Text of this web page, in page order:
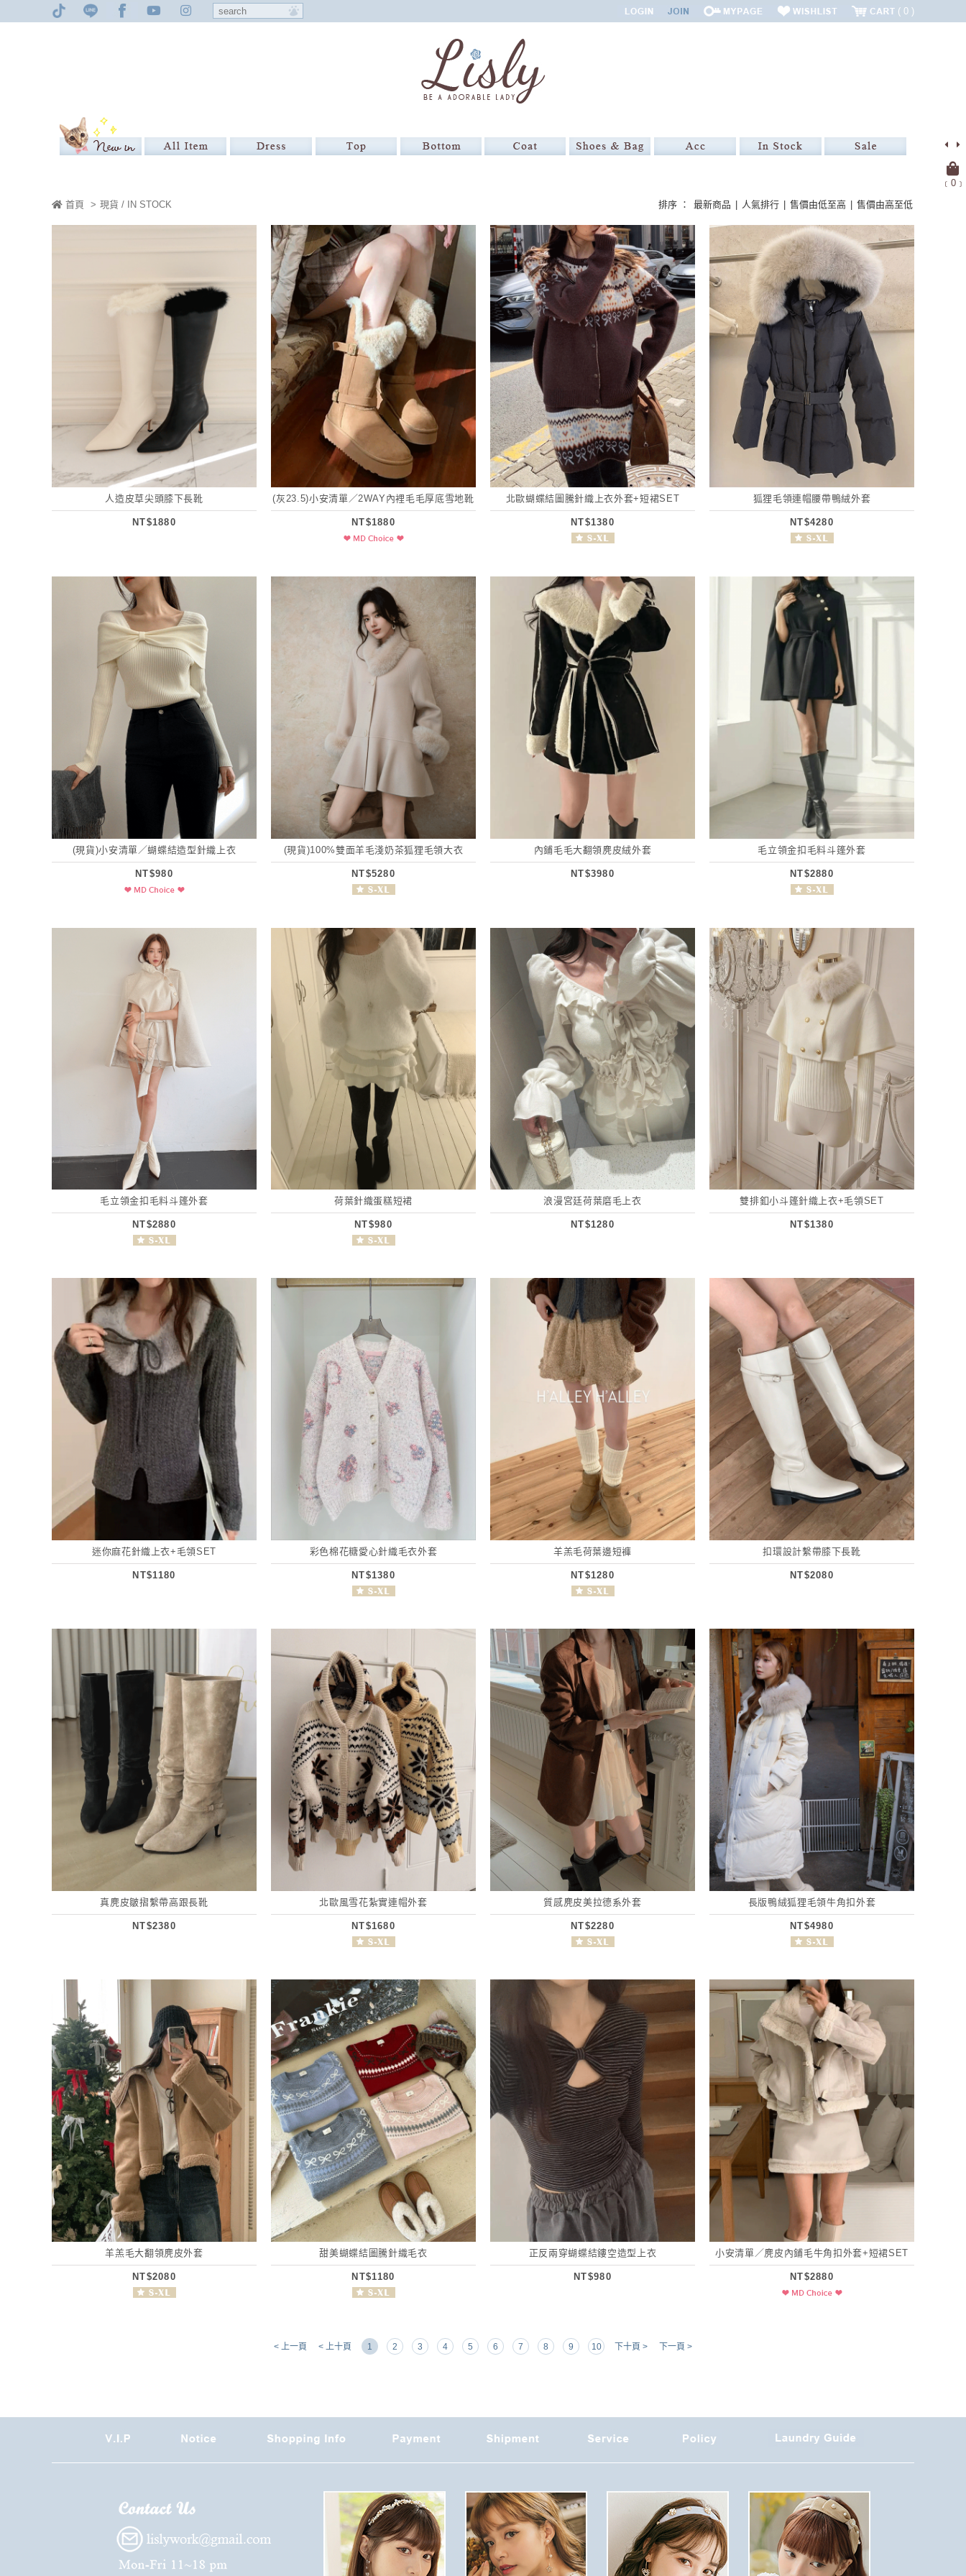
0
﹝ 0﹞
首頁
> 現貨 / IN STOCK 排序 ： 最新商品 人氣排行 售價由低至高 售價由高至低
人造皮草尖頭膝下長靴
NT$1880
(灰23.5)小安清單／2WAY內裡毛毛厚底雪地靴
NT$1880
北歐蝴蝶結圖騰針織上衣外套+短裙SET
NT$1380
狐狸毛領連帽腰帶鴨絨外套
NT$4280
(現貨)小安清單／蝴蝶結造型針織上衣
NT$980
(現貨)100%雙面羊毛淺奶茶狐狸毛領大衣
NT$5280
內鋪毛毛大翻領麂皮絨外套
NT$3980
毛立領金扣毛料斗篷外套
NT$2880
毛立領金扣毛料斗篷外套
NT$2880
荷葉針織蛋糕短裙
NT$980
浪漫宮廷荷葉磨毛上衣
NT$1280
雙排釦小斗篷針織上衣+毛領SET
NT$1380
迷你麻花針織上衣+毛領SET
NT$1180
彩色棉花糖愛心針織毛衣外套
NT$1380
羊羔毛荷葉邊短褲
NT$1280
扣環設計繫帶膝下長靴
NT$2080
真麂皮皺摺繫帶高跟長靴
NT$2380
北歐風雪花紮實連帽外套
NT$1680
質感麂皮美拉德系外套
NT$2280
長版鴨絨狐狸毛領牛角扣外套
NT$4980
羊羔毛大翻領麂皮外套
NT$2080
甜美蝴蝶結圖騰針織毛衣
NT$1180
正反兩穿蝴蝶結鏤空造型上衣
NT$980
小安清單／麂皮內鋪毛牛角扣外套+短裙SET
NT$2880
< 上一頁 < 上十頁 1 2 3 4 5 6 7 8 9 10 下十頁 > 下一頁 >